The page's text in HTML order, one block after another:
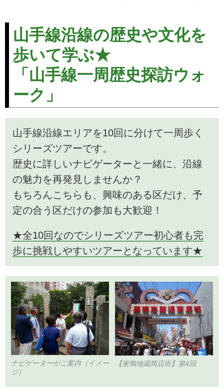
山手線沿線の歴史や文化を
歩いて学ぶ★
「山手線一周歴史探訪ウォ
ーク」
山手線沿線エリアを10回に分けて一周歩く
シリーズツアーです。
歴史に詳しいナビゲーターと一緒に、沿線
の魅力を再発見しませんか？
もちろんこちらも、興味のある区だけ、予
定の合う区だけの参加も大歓迎！
★全10回なのでシリーズツアー初心者も完
歩に挑戦しやすいツアーとなっています★
ナビゲーターがご案内（イメー
ジ）
【巣鴨地蔵商店街】第4回